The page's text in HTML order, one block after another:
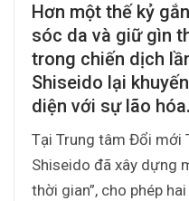
Hơn một thế kỷ
sóc da và giữ gìn
trong chiến dịch
Shiseido lại
diện với sự lão hóa.
Tại Trung tâm Đổi mới
Shiseido đã xây dựng
thời gian”, cho phép